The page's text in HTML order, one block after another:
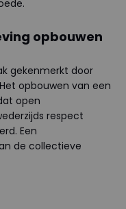
opbouwen
gekenmerkt door
opbouwen van een
open
respect
Een
de collectieve